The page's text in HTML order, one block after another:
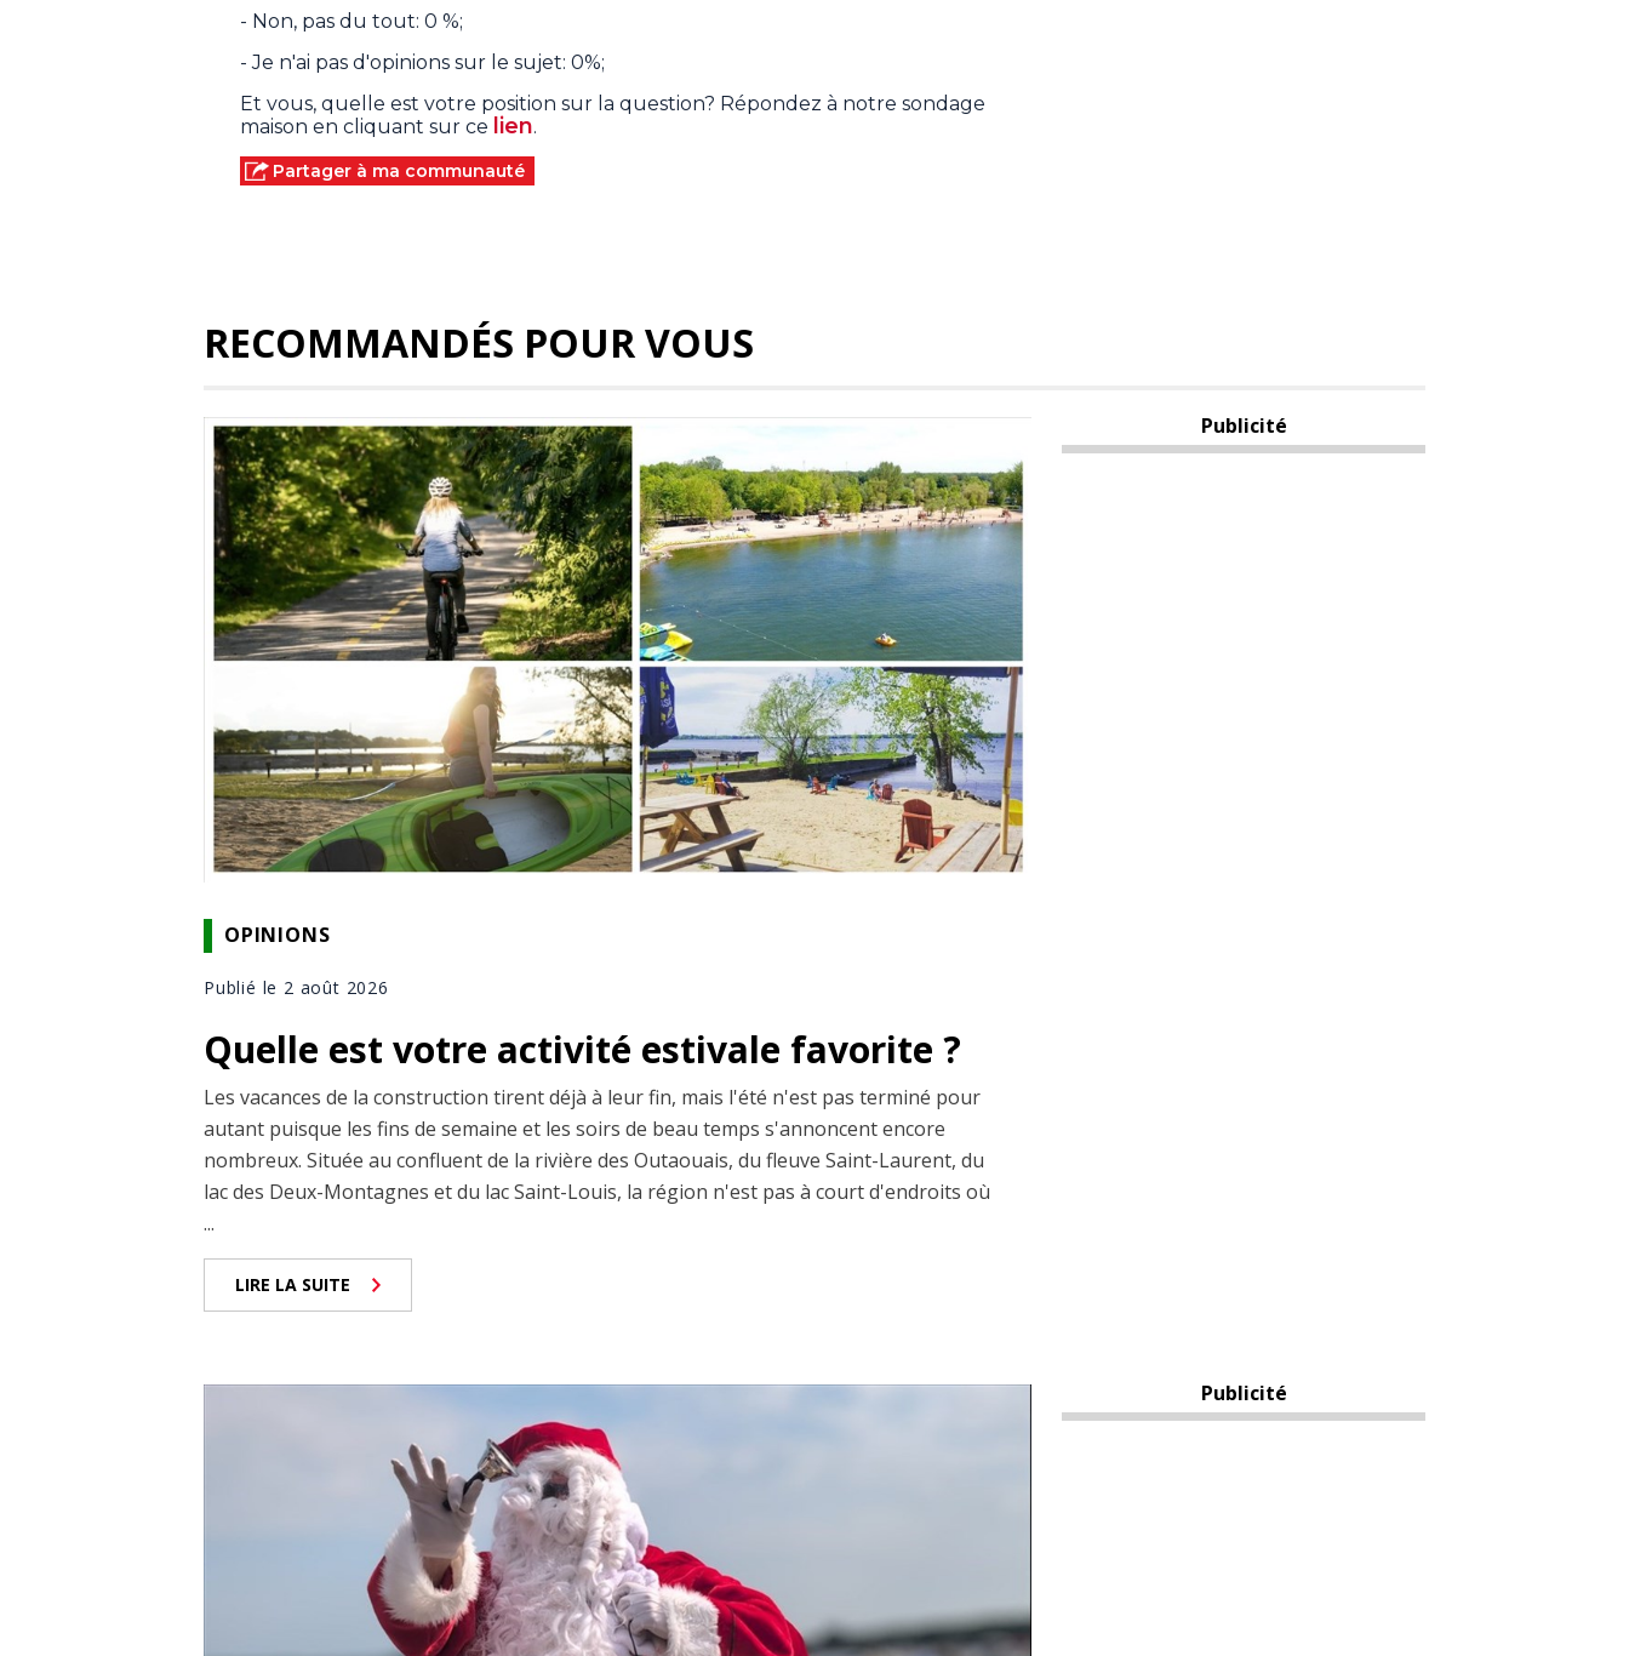
- Non, pas du tout: 0 %;
- Je n'ai pas d'opinions sur le sujet: 0%;
Et vous, quelle est votre position sur la question? Répondez à notre sondage
maison en cliquant sur ce lien.
Partager à ma communauté
RECOMMANDÉS POUR VOUS
OPINIONS
Publié le 2 août 2026
Quelle est votre activité estivale favorite ?
Les vacances de la construction tirent déjà à leur fin, mais l'été n'est pas terminé pour
autant puisque les fins de semaine et les soirs de beau temps s'annoncent encore
nombreux. Située au confluent de la rivière des Outaouais, du fleuve Saint-Laurent, du
lac des Deux-Montagnes et du lac Saint-Louis, la région n'est pas à court d'endroits où
...
LIRE LA SUITE
Publicité
Publicité